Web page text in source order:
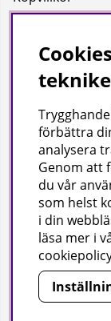
Uppgifter för
Om oss
Gilla oss på
Ta del av
förbättra
analysera
Genom att
du vår
som helst
i din
läsa mer i